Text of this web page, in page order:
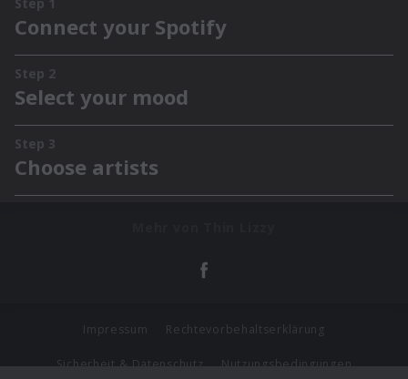
Impressum Rechtevorbehaltserklärung
Sicherheit & Datenschutz Nutzungsbedingungen